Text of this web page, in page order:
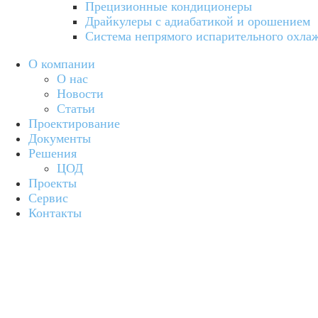
Прецизионные кондиционеры
Драйкулеры с адиабатикой и орошением
Система непрямого испарительного
О компании
О нас
Новости
Статьи
Проектирование
Документы
Решения
ЦОД
Проекты
Сервис
Контакты